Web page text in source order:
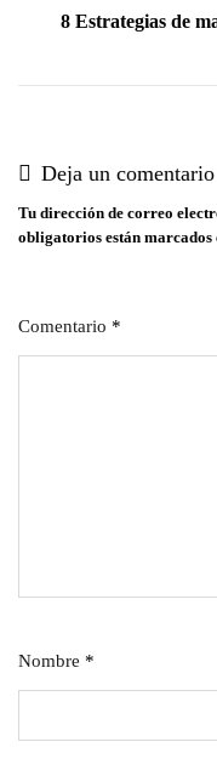
8 Estrategias de
Deja un comentario
Tu dirección de correo
obligatorios están marcados
Comentario *
Nombre *